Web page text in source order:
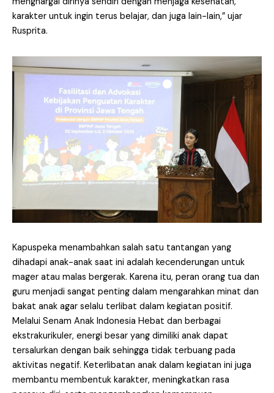
karakter untuk ingin terus belajar, dan juga lain-lain,” ujar
Rusprita.
Kapuspeka menambahkan salah satu tantangan yang
dihadapi anak-anak saat ini adalah kecenderungan untuk
mager atau malas bergerak. Karena itu, peran orang tua dan
guru menjadi sangat penting dalam mengarahkan minat dan
bakat anak agar selalu terlibat dalam kegiatan positif.
Melalui Senam Anak Indonesia Hebat dan berbagai
ekstrakurikuler, energi besar yang dimiliki anak dapat
tersalurkan dengan baik sehingga tidak terbuang pada
aktivitas negatif. Keterlibatan anak dalam kegiatan ini juga
membantu membentuk karakter, meningkatkan rasa